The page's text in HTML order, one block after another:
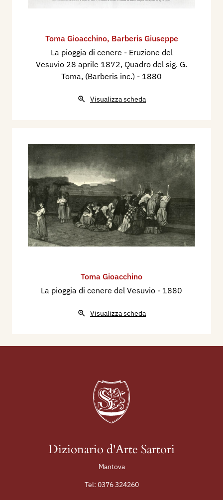
Toma Gioacchino, Barberis Giuseppe
La pioggia di cenere - Eruzione del
Vesuvio 28 aprile 1872, Quadro del sig. G.
Toma, (Barberis inc.) - 1880
Visualizza scheda
Toma Gioacchino
La pioggia di cenere del Vesuvio - 1880
Visualizza scheda
Dizionario d'Arte Sartori
Mantova
Tel: 0376 324260